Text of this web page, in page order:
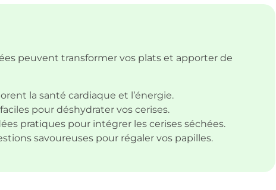
peuvent transformer vos plats et apporter de
la santé cardiaque et l’énergie.
pour déshydrater vos cerises.
pratiques pour intégrer les cerises séchées.
savoureuses pour régaler vos papilles.